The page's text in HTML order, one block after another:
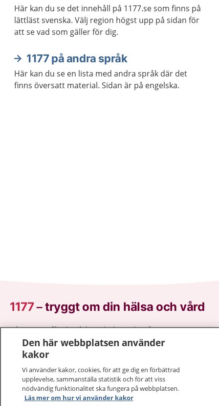
Här kan du se det innehåll på 1177.se som finns på
lättläst svenska. Välj region högst upp på sidan för
att se vad som gäller för dig.
1177 på andra språk
Här kan du se en lista med andra språk där det
finns översatt material. Sidan är på engelska.
1177–tryggt om din hälsa och vård
På 1177.se får du råd om hälsa och information om
sjukdomar och vilka mottagningar du kan kontakta.
Logga in för att läsa din journal och göra dina
vårdärenden. Ring telefonnummer 1177 för
sjukvårdsrådgivning dygnet runt.
1177 ger dig råd när du vill må bättre.
Den här webbplatsen använder
kakor
Vi använder kakor, cookies, för att ge dig en förbättrad
upplevelse, sammanställa statistik och för att viss
nödvändig funktionalitet ska fungera på webbplatsen.
Läs mer om hur vi använder kakor